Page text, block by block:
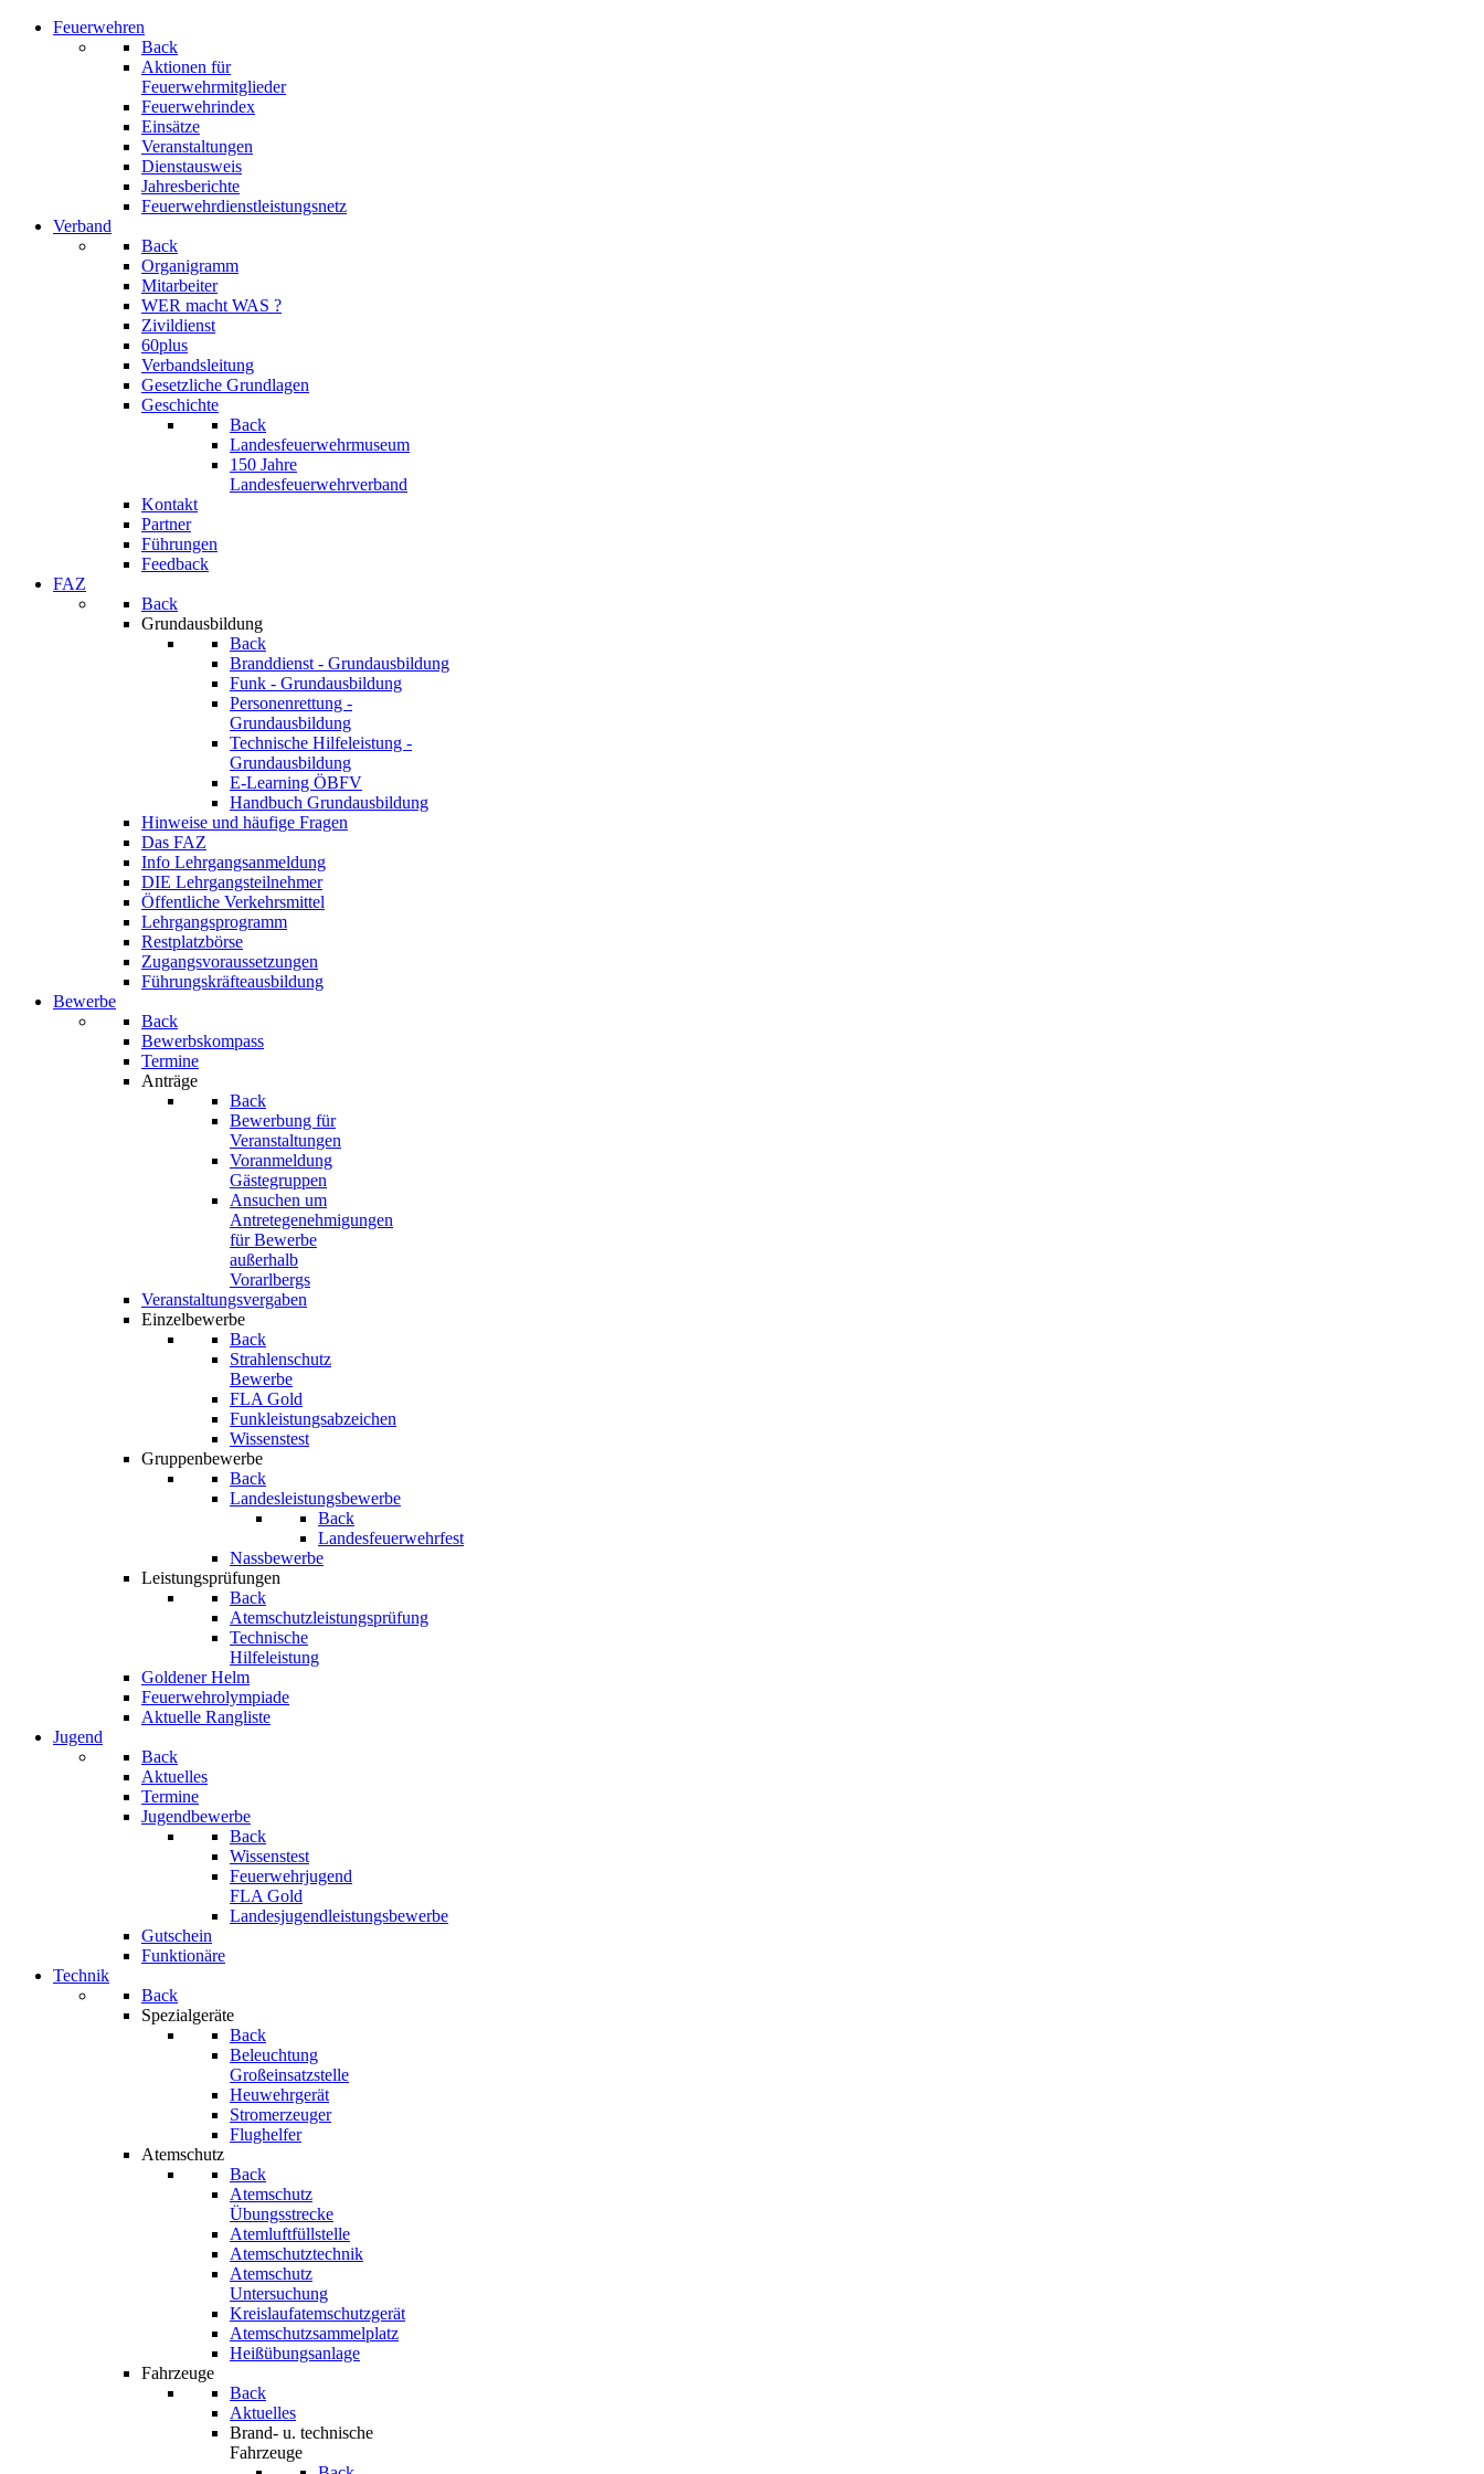
Feuerwehren
Back
Aktionen für
Feuerwehrmitglieder
Feuerwehrindex
Einsätze
Veranstaltungen
Dienstausweis
Jahresberichte
Feuerwehrdienstleistungsnetz
Verband
Back
Organigramm
Mitarbeiter
WER macht WAS ?
Zivildienst
60plus
Verbandsleitung
Gesetzliche Grundlagen
Geschichte
Back
Landesfeuerwehrmuseum
150 Jahre
Landesfeuerwehrverband
Kontakt
Partner
Führungen
Feedback
FAZ
Back
Grundausbildung
Back
Branddienst - Grundausbildung
Funk - Grundausbildung
Personenrettung -
Grundausbildung
Technische Hilfeleistung -
Grundausbildung
E-Learning ÖBFV
Handbuch Grundausbildung
Hinweise und häufige Fragen
Das FAZ
Info Lehrgangsanmeldung
DIE Lehrgangsteilnehmer
Öffentliche Verkehrsmittel
Lehrgangsprogramm
Restplatzbörse
Zugangsvoraussetzungen
Führungskräfteausbildung
Bewerbe
Back
Bewerbskompass
Termine
Anträge
Back
Bewerbung für
Veranstaltungen
Voranmeldung
Gästegruppen
Ansuchen um
Antretegenehmigungen
für Bewerbe
außerhalb
Vorarlbergs
Veranstaltungsvergaben
Einzelbewerbe
Back
Strahlenschutz
Bewerbe
FLA Gold
Funkleistungsabzeichen
Wissenstest
Gruppenbewerbe
Back
Landesleistungsbewerbe
Back
Landesfeuerwehrfest
Nassbewerbe
Leistungsprüfungen
Back
Atemschutzleistungsprüfung
Technische
Hilfeleistung
Goldener Helm
Feuerwehrolympiade
Aktuelle Rangliste
Jugend
Back
Aktuelles
Termine
Jugendbewerbe
Back
Wissenstest
Feuerwehrjugend
FLA Gold
Landesjugendleistungsbewerbe
Gutschein
Funktionäre
Technik
Back
Spezialgeräte
Back
Beleuchtung
Großeinsatzstelle
Heuwehrgerät
Stromerzeuger
Flughelfer
Atemschutz
Back
Atemschutz
Übungsstrecke
Atemluftfüllstelle
Atemschutztechnik
Atemschutz
Untersuchung
Kreislaufatemschutzgerät
Atemschutzsammelplatz
Heißübungsanlage
Fahrzeuge
Back
Aktuelles
Brand- u. technische
Fahrzeuge